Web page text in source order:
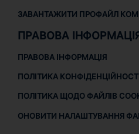
ЗАВАНТАЖИТИ ПРОФАЙЛ
ПРАВОВА
ПРАВОВА ІНФОРМАЦІЯ
ПОЛІТИКА
ПОЛІТИКА ЩОДО ФАЙЛІВ
ОНОВИТИ НАЛАШТУВАННЯ